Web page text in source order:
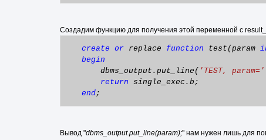
Создадим функцию для получения этой переменной с
create or replace function test(param
begin
dbms_output.put_line( 'TEST, param='
return single_exec.b;
end;
Вывод "dbms_output.put_line(param);" нам нужен лишь для